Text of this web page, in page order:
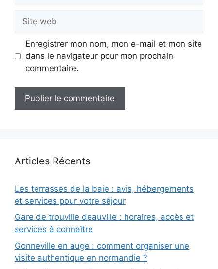
Site
web
Enregistrer mon nom, mon e-mail et mon site
dans le navigateur pour mon prochain
commentaire.
Articles Récents
Les terrasses de la baie : avis, hébergements
et services pour votre séjour
Gare de trouville deauville : horaires, accès et
services à connaître
Gonneville en auge : comment organiser une
visite authentique en normandie ?